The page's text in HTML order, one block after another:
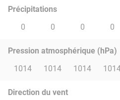
Précipitations
0
0 0 0
Pression atmosphérique (hPa)
1014
1014 1014
Direction du vent